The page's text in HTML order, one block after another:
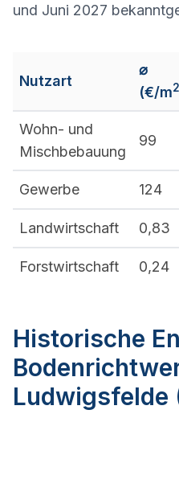
und Juni 2027
Nutzart
⌀
(€/m2
Wohn- und
Mischbebauung
99
Gewerbe 124
Landwirtschaft 0,83
Forstwirtschaft 0,24
Historische
Ludwigsfelde